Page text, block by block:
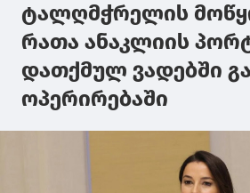
ტალღმჭრელის
რათა ანაკლიის
დათქმულ ვადებში
ოპერირებაში